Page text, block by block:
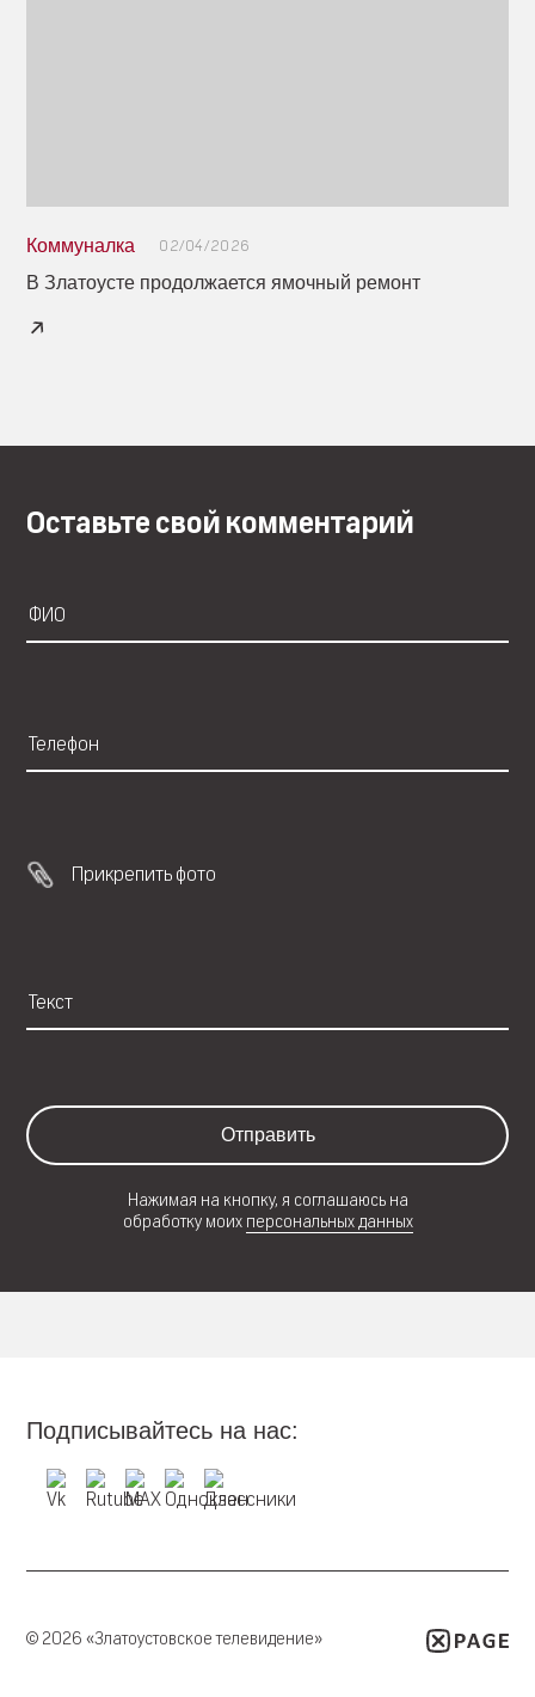
Коммуналка 02/04/2026
В Златоусте продолжается ямочный ремонт
Оставьте свой комментарий
Прикрепить фото
Отправить
Нажимая на кнопку, я соглашаюсь на
обработку моих персональных данных
Подписывайтесь на нас:
© 2026 «Златоустовское телевидение»